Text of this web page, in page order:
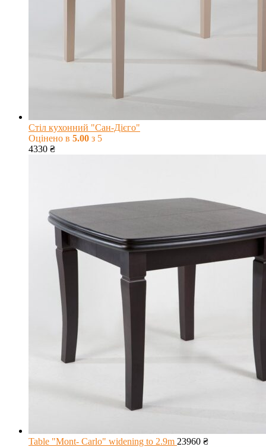
Стіл кухонний "Сан-Дієго"
Оцінено в 5.00 з 5
4330 ₴
Table "Mont- Carlo" widening to 2.9m 23960 ₴